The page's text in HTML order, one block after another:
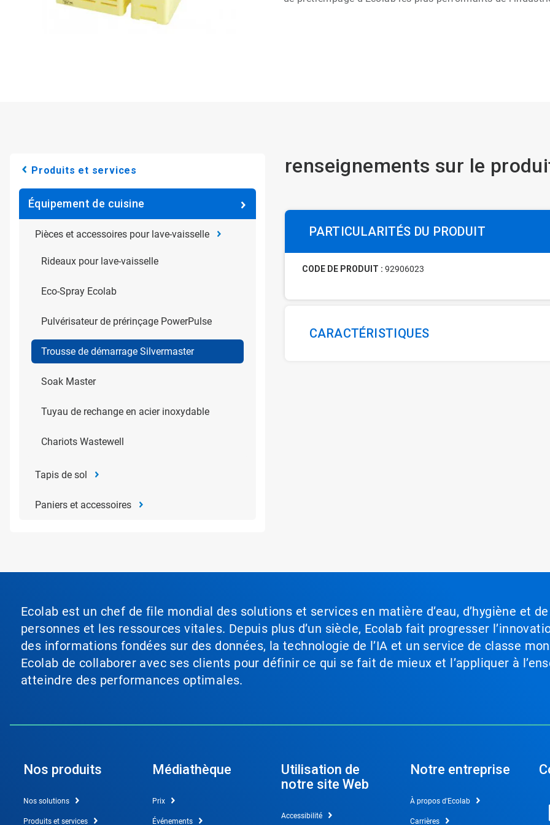
Produits et services
Équipement de cuisine
Pièces et accessoires pour lave-vaisselle
Rideaux pour lave-vaisselle
Eco-Spray Ecolab
Pulvérisateur de prérinçage PowerPulse
Trousse de démarrage Silvermaster
Soak Master
Tuyau de rechange en acier inoxydable
Chariots Wastewell
Tapis de sol
Paniers et accessoires
renseignements sur le
PARTICULARITÉS DU PRODUIT
CODE DE PRODUIT : 92906023
CARACTÉRISTIQUES
Ecolab est un chef de file mondial des solutions et services en matière d’eau, d’hygiène et
personnes et les ressources vitales. Depuis plus d’un siècle, Ecolab fait progresser
des informations fondées sur des données, la technologie de l’IA et un service de classe
Ecolab de collaborer avec ses clients pour définir ce qui se fait de mieux et l’appliquer à
atteindre des performances optimales.
Nos produits
Nos solutions
Produits et services
Médiathèque
Prix
Événements
Utilisation de
notre site Web
Accessibilité
Notre entreprise
À propos d'Ecolab
Carrières